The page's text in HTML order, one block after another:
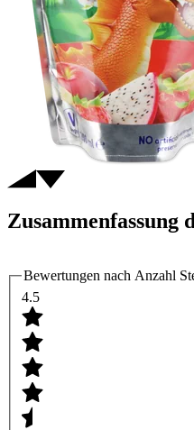
Zusammenfassung
Bewertungen nach Anzahl
4.5